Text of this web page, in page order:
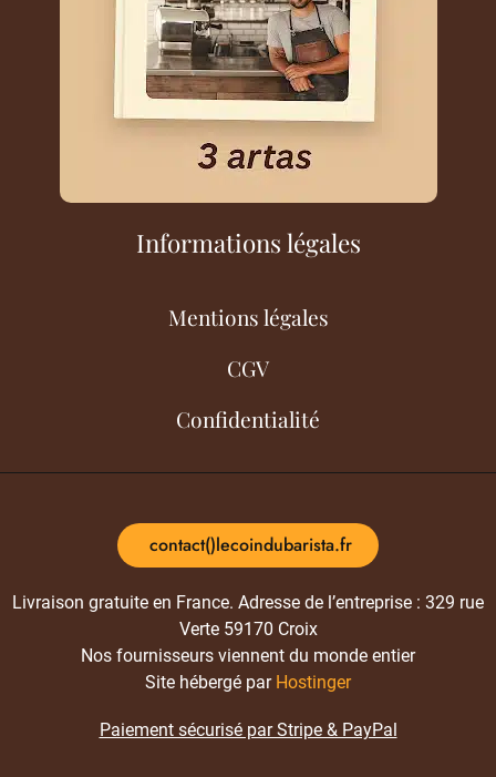
Informations légales
Mentions légales
CGV
Confidentialité
contact()lecoindubarista.fr
Livraison gratuite en France. Adresse de l’entreprise : 329 rue
Verte 59170 Croix
Nos fournisseurs viennent du monde entier
Site hébergé par Hostinger
Paiement sécurisé par Stripe & PayPal